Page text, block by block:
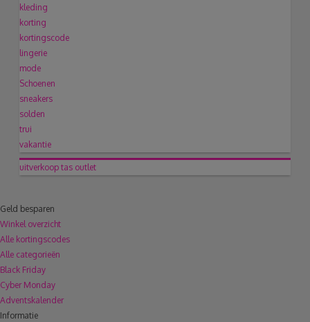
kleding
korting
kortingscode
lingerie
mode
Schoenen
sneakers
solden
trui
vakantie
uitverkoop tas outlet
Geld besparen
Winkel overzicht
Alle kortingscodes
Alle categorieën
Black Friday
Cyber Monday
Adventskalender
Informatie